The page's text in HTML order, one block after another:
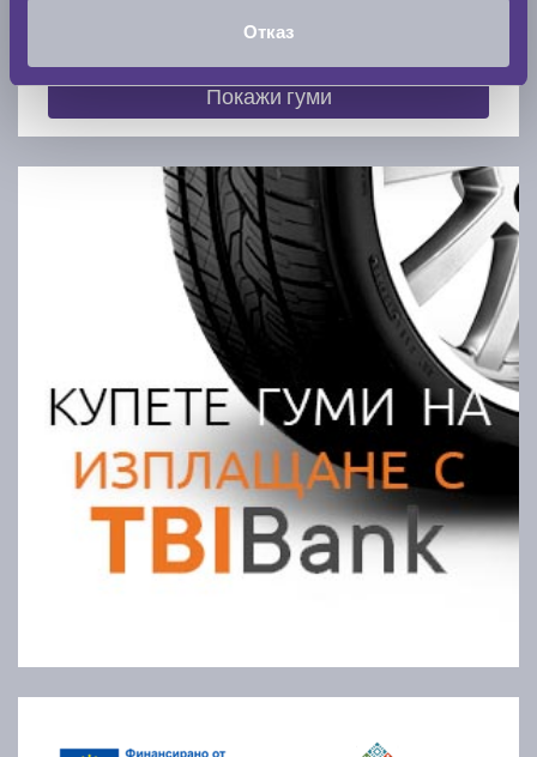
Отказ
Покажи гуми